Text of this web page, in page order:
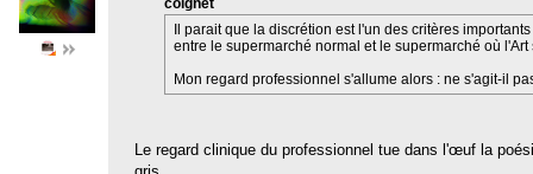
Il parait que la discrétion est l'un des critères
entre le supermarché normal et le supermarché où l'Art
Mon regard professionnel s'allume alors : ne s'agit-il
Le regard clinique du professionnel tue dans l'œuf la